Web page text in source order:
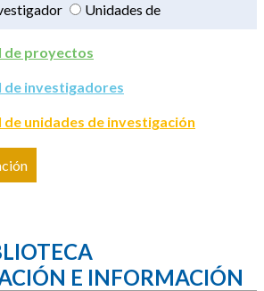
Unidades de
de proyectos
de investigadores
unidades de investigación
E INFORMACIÓN